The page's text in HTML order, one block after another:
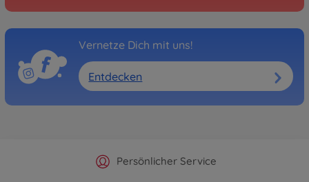
Vernetze Dich mit uns!
Entdecken
Offizieller Hersteller Shop
Persönlicher Service
Versandkostenfrei ab 25€
Schnelle Lieferung